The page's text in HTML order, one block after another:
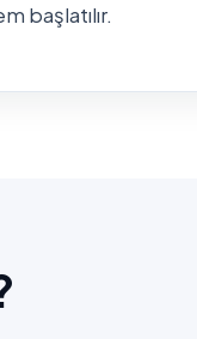
başlatılır.